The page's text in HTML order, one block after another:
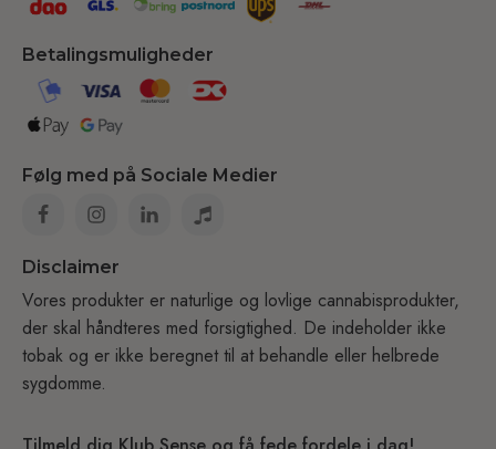
Betalingsmuligheder
Følg med på Sociale Medier
Disclaimer
Vores produkter er naturlige og lovlige cannabisprodukter,
der skal håndteres med forsigtighed. De indeholder ikke
tobak og er ikke beregnet til at behandle eller helbrede
sygdomme.